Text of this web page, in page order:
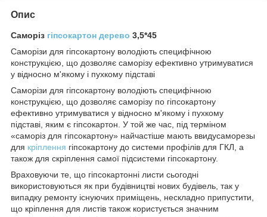
Опис
Саморіз гіпсокартон дерево 3,5*45
Саморізи для гіпсокартону володіють специфічною
конструкцією, що дозволяє саморізу ефективно утримуватися
у відносно м'якому і пухкому підставі
Саморізи для гіпсокартону володіють специфічною
конструкцією, що дозволяє саморізу по гіпсокартону
ефективно утримуватися у відносно м'якому і пухкому
підставі, яким є гіпсокартон. У той же час, під терміном
«саморіз для гіпсокартону» найчастіше мають ввидусаморезы
для кріплення гіпсокартону до системи профілів для ГКЛ, а
також для скріплення самої підсистеми гіпсокартону.
Враховуючи те, що гіпсокартонні листи сьогодні
використовуються як при будівництві нових будівель, так у
випадку ремонту існуючих приміщень, нескладно припустити,
що кріплення для листів також користується значним